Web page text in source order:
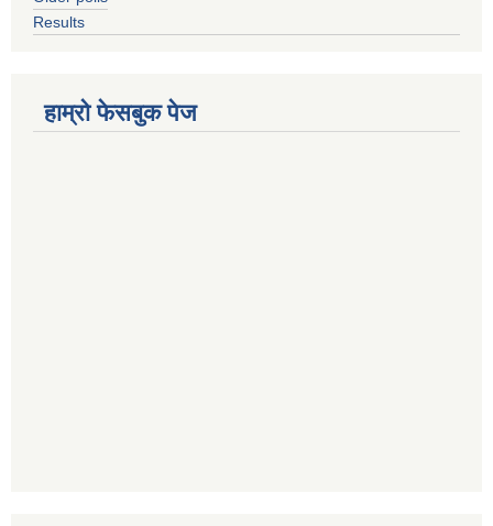
Results
हाम्रो फेसबुक पेज